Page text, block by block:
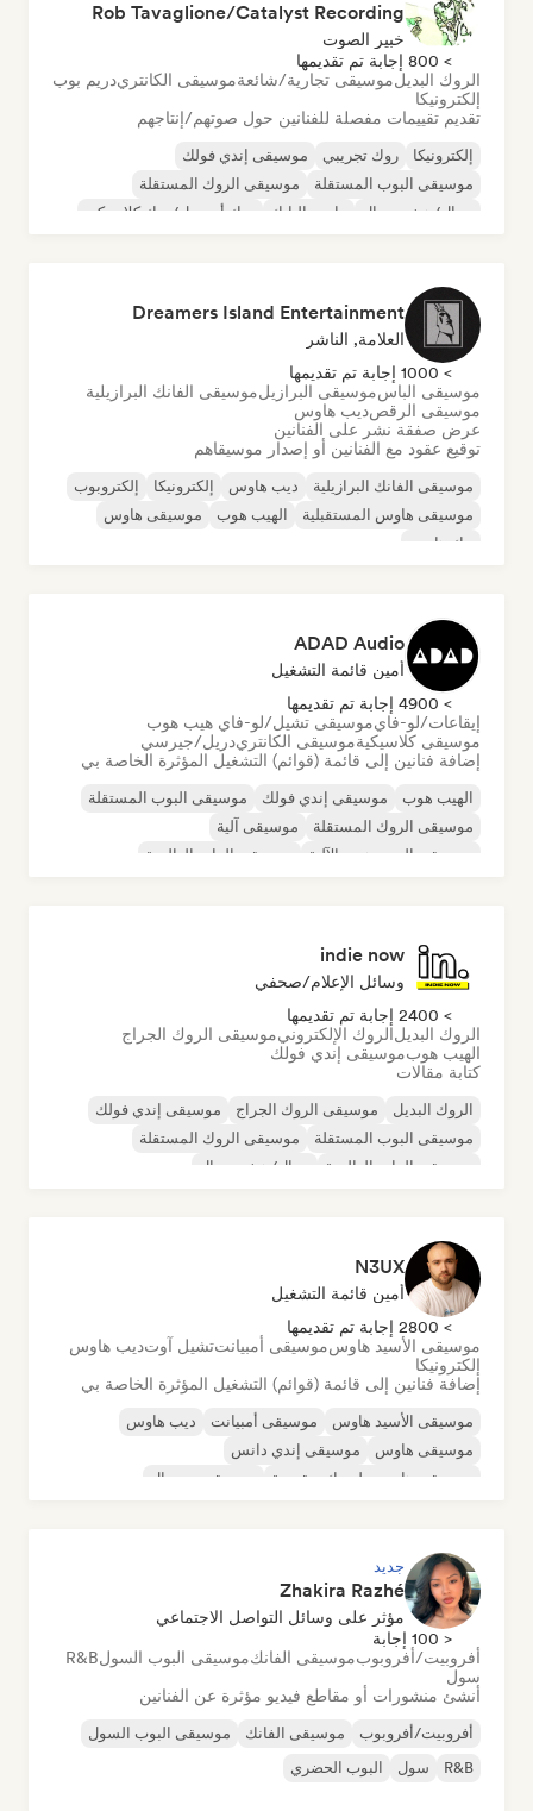
Rob Tavaglione/Catalyst Recording
خبير الصوت
> 800 إجابة تم تقديمها
الروك البديلموسيقى تجارية/شائعةموسيقى الكانتريدريم بوب
إلكترونيكا
تقديم تقييمات مفصلة للفنانين حول صوتهم/إنتاجهم
إلكترونيكا روك تجريبي
موسيقى إندي فولك
موسيقى البوب المستقلة
موسيقى الروك المستقلة
ميتال/هيفي ميتال
ما بعد البانك روك أند رول/روك كلاسيكي
Dreamers Island Entertainment
العلامة, الناشر
> 1000 إجابة تم تقديمها
موسيقى الباسموسيقى البرازيلموسيقى الفانك البرازيلية
موسيقى الرقصديب هاوس
عرض صفقة نشر على الفنانين
توقيع عقود مع الفنانين أو إصدار موسيقاهم
موسيقى الفانك البرازيلية ديب هاوس إلكترونيكا
إلكتروبوب
موسيقى هاوس المستقبلية
الهيب هوب
موسيقى هاوس
تيك هاوس
ADAD Audio
أمين قائمة التشغيل
> 4900 إجابة تم تقديمها
إيقاعات/لو-فايموسيقى تشيل/لو-فاي هيب هوب
موسيقى كلاسيكيةموسيقى الكانتريدريل/جيرسي
إضافة فنانين إلى قائمة (قوائم) التشغيل المؤثرة الخاصة بي
الهيب هوب موسيقى إندي فولك
موسيقى البوب المستقلة
موسيقى الروك المستقلة
موسيقى آلية
موسيقى الهيب هوب الآلية
موسيقى الراب العالمية
indie now
وسائل الإعلام/صحفي
> 2400 إجابة تم تقديمها
الروك البديلالروك الإلكترونيموسيقى الروك الجراج
الهيب هوبموسيقى إندي فولك
كتابة مقالات
الروك البديل موسيقى الروك الجراج
موسيقى إندي فولك
موسيقى البوب المستقلة
موسيقى الروك المستقلة
موسيقى الراب العالمية
ميتال/هيفي ميتال
N3UX
أمين قائمة التشغيل
> 2800 إجابة تم تقديمها
موسيقى الأسيد هاوسموسيقى أمبيانتتشيل آوتديب هاوس
إلكترونيكا
إضافة فنانين إلى قائمة (قوائم) التشغيل المؤثرة الخاصة بي
موسيقى الأسيد هاوس موسيقى أمبيانت
ديب هاوس
موسيقى هاوس
موسيقى إندي دانس
موسيقى هاوس ملوديك وتقدمية
موسيقى مينيمال
جديد
Zhakira Razhé
مؤثر على وسائل التواصل الاجتماعي
< 100 إجابة
أفروبيت/أفروبوبموسيقى الفانكموسيقى البوب السولR&B
سول
أنشئ منشورات أو مقاطع فيديو مؤثرة عن الفنانين
أفروبيت/أفروبوب موسيقى الفانك
موسيقى البوب السول
R&B
سول البوب الحضري